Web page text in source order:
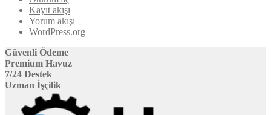
Kayıt akışı
Yorum akışı
WordPress.org
Güvenli Ödeme
Premium Havuz
7/24 Destek
Uzman İşçilik